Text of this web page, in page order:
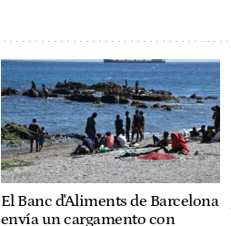
El Banc d'Aliments de Barcelona
envía un cargamento con